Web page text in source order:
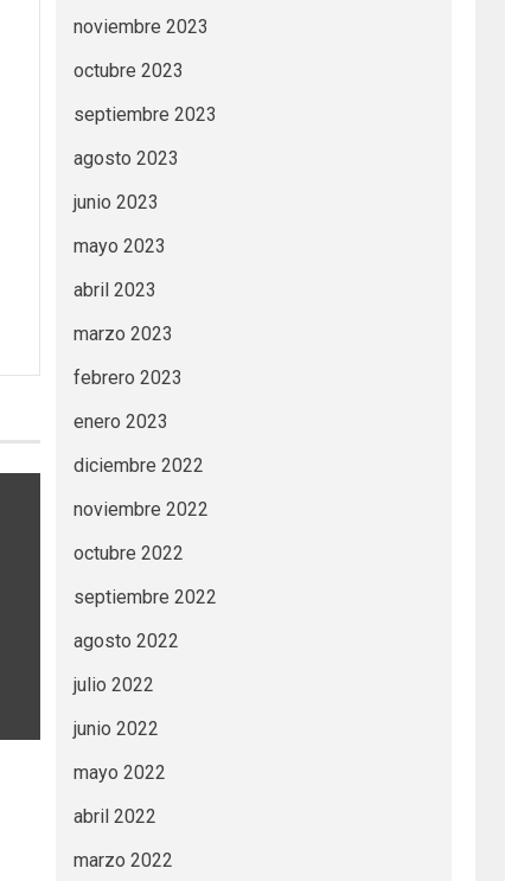
noviembre 2023
octubre 2023
septiembre 2023
agosto 2023
junio 2023
mayo 2023
abril 2023
marzo 2023
febrero 2023
enero 2023
diciembre 2022
noviembre 2022
octubre 2022
septiembre 2022
agosto 2022
julio 2022
junio 2022
mayo 2022
abril 2022
marzo 2022